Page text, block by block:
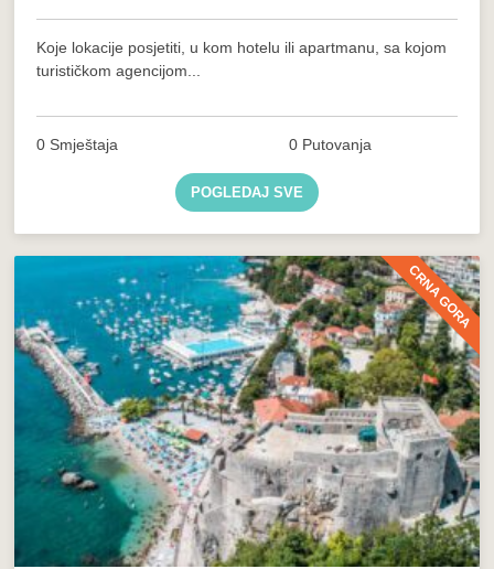
Koje lokacije posjetiti, u kom hotelu ili apartmanu, sa kojom
turističkom agencijom...
0 Smještaja 0 Putovanja
POGLEDAJ SVE
CRNA GORA